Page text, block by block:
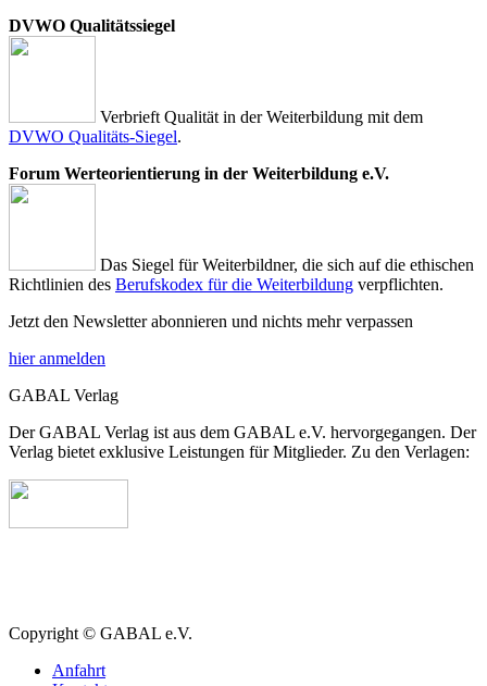
DVWO Qualitätssiegel
Verbrieft Qualität in der Weiterbildung mit dem
DVWO Qualitäts-Siegel.
Forum Werteorientierung in der Weiterbildung e.V.
Das Siegel für Weiterbildner, die sich auf die ethischen
Richtlinien des Berufskodex für die Weiterbildung verpflichten.
Jetzt den Newsletter abonnieren und nichts mehr verpassen
hier anmelden
GABAL Verlag
Der GABAL Verlag ist aus dem GABAL e.V. hervorgegangen. Der
Verlag bietet exklusive Leistungen für Mitglieder. Zu den Verlagen:
Copyright © GABAL e.V.
Anfahrt